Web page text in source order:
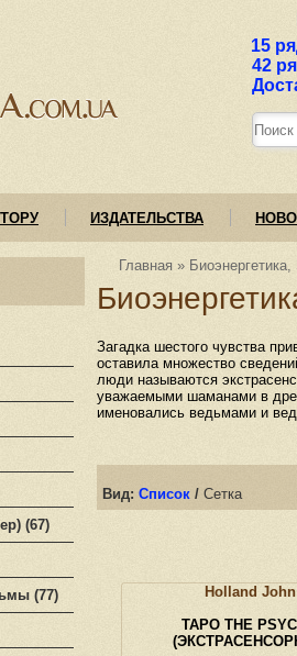
15
42
ИЗДАТЕЛЬСТВА
(67)
(77)
Главная »
Загадка шестого чувства
оставила множество
люди называются
уважаемыми шаманами в
именовались ведьмами и
Вид: Список / Сетка
Holland John
ТАРО THE